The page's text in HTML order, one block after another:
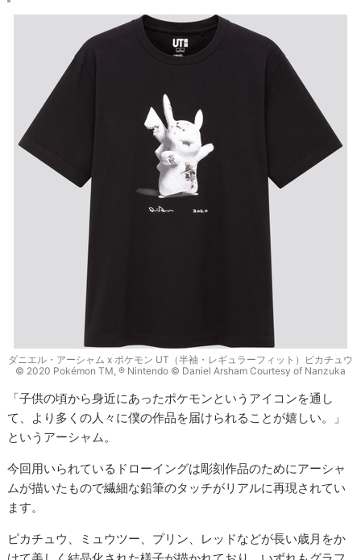
ダニエル・アーシャム x ポケモン UT（半袖・レギュラーフィット）ピカチュウ
© 2020 Pokémon TM, ® Nintendo © Daniel Arsham Courtesy of Nanzuka
「子供の頃から身近にあったポケモンというアイコンを通し
て、より多くの人々に僕の作品を届けられることが嬉しい。」
というアーシャム。
今回用いられているドローイングは彫刻作品のためにアーシャ
ムが描いたもので繊細な鉛筆のタッチがリアルに再現されてい
ます。
ピカチュウ、ミュウツー、プリン、レッドなどが長い歳月をか